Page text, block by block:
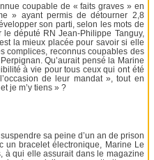
coupable de « faits graves » en
» ayant permis de détourner 2,8
son parti, selon les mots de
député RN Jean-Philippe Tanguy,
la mieux placée pour savoir si elle
complices, reconnus coupables des
Qu’aurait pensé la Marine
à vie pour tous ceux qui ont été
de leur mandat », tout en
je m’y tiens » ?
sa peine d’un an de prison
un bracelet électronique, Marine Le
à qui elle assurait dans le magazine